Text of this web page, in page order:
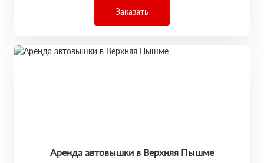
Заказать
Аренда автовышки в Верхняя Пышме